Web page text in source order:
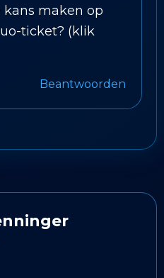
kans maken op
ticket? (klik
Beantwoorden